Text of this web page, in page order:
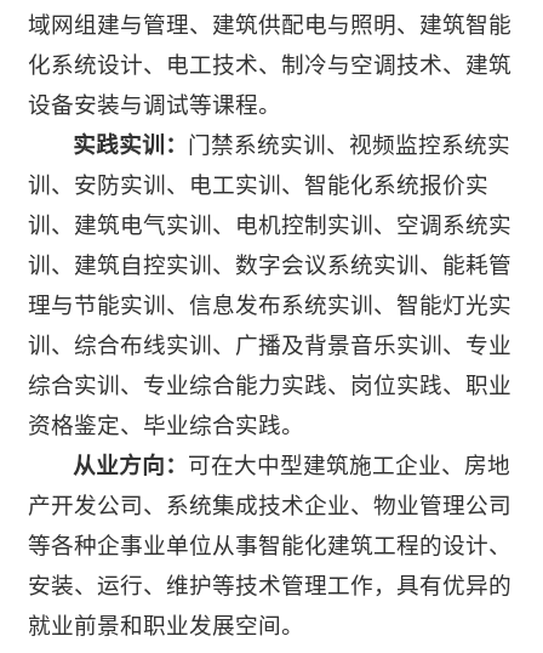
域网组建与管理、建筑供配电与照明、建筑智能
化系统设计、电工技术、制冷与空调技术、建筑
设备安装与调试等课程。
实践实训： 门禁系统实训、视频监控系统实
训、安防实训、电工实训、智能化系统报价实
训、建筑电气实训、电机控制实训、空调系统实
训、建筑自控实训、数字会议系统实训、能耗管
理与节能实训、信息发布系统实训、智能灯光实
训、综合布线实训、广播及背景音乐实训、专业
综合实训、专业综合能力实践、岗位实践、职业
资格鉴定、毕业综合实践。
从业方向： 可在大中型建筑施工企业、房地
产开发公司、系统集成技术企业、物业管理公司
等各种企事业单位从事智能化建筑工程的设计、
安装、运行、维护等技术管理工作，具有优异的
就业前景和职业发展空间。